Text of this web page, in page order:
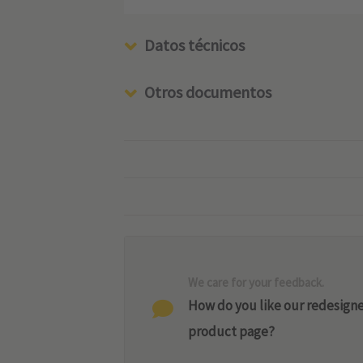
Datos técnicos
Otros documentos
How do you like our
product page?